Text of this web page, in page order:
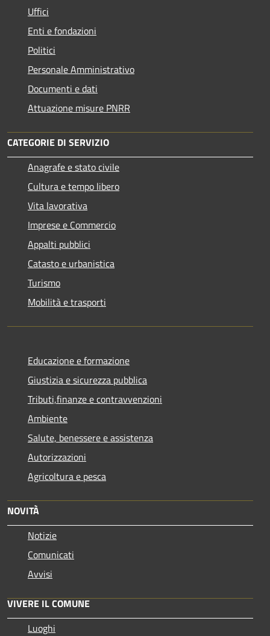
Uffici
Enti e fondazioni
Politici
Personale Amministrativo
Documenti e dati
Attuazione misure PNRR
CATEGORIE DI SERVIZIO
Anagrafe e stato civile
Cultura e tempo libero
Vita lavorativa
Imprese e Commercio
Appalti pubblici
Catasto e urbanistica
Turismo
Mobilità e trasporti
Educazione e formazione
Giustizia e sicurezza pubblica
Tributi,finanze e contravvenzioni
Ambiente
Salute, benessere e assistenza
Autorizzazioni
Agricoltura e pesca
NOVITÀ
Notizie
Comunicati
Avvisi
VIVERE IL COMUNE
Luoghi